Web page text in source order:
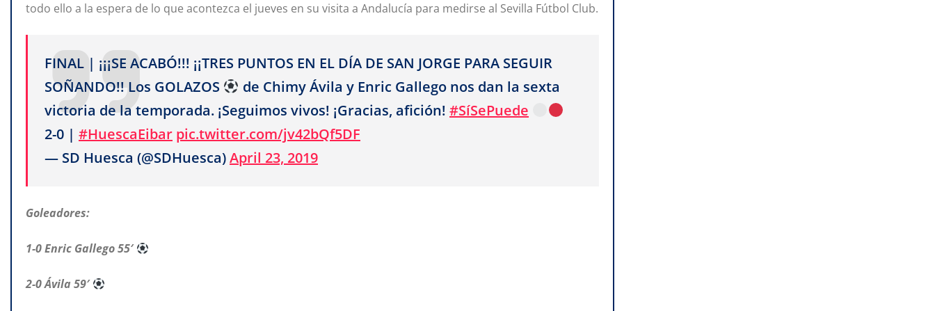
todo ello a la espera de lo que acontezca el jueves en su visita a Andalucía para medirse al Sevilla Fútbol Club.
FINAL | ¡¡¡SE ACABÓ!!! ¡¡TRES PUNTOS EN EL DÍA DE SAN JORGE PARA SEGUIR
SOÑANDO!! Los GOLAZOS
de Chimy Ávila y Enric Gallego nos dan la sexta
victoria de la temporada. ¡Seguimos vivos! ¡Gracias, afición! #SíSePuede
2-0 | #HuescaEibar pic.twitter.com/jv42bQf5DF
— SD Huesca (@SDHuesca)April 23, 2019
Goleadores:
1-0 Enric Gallego 55′
2-0 Ávila 59′